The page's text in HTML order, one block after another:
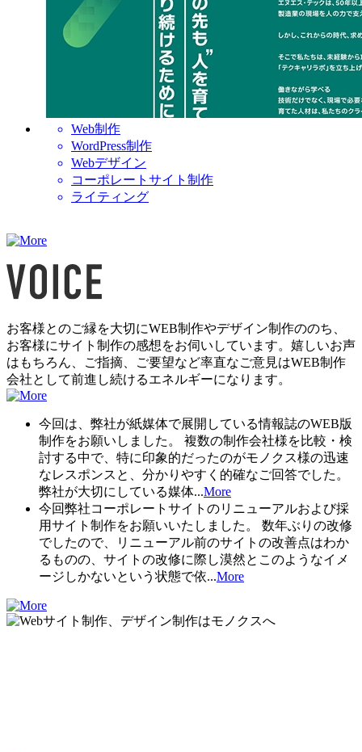
Web制作
WordPress制作
Webデザイン
コーポレートサイト制作
ライティング
お客様とのご縁を大切にWEB制作やデザイン制作ののち、
お客様にサイト制作の感想をお伺いしています。嬉しいお声
はもちろん、ご指摘、ご要望など率直なご意見はWEB制作
会社として前進し続けるエネルギーになります。
今回は、弊社が紙媒体で展開している情報誌のWEB版
制作をお願いしました。 複数の制作会社様を比較・検
討する中で、特に印象的だったのがモノクス様の迅速
なレスポンスと、分かりやすく的確なご回答でした。
弊社が大切にしている媒体...More
今回弊社コーポレートサイトのリニューアルおよび採
用サイト制作をお願いいたしました。 数年ぶりの改修
でしたので、リニューアル前のサイトの改善点はわか
るものの、サイトの改修に際し漠然とこのようなイメ
ージしかないという状態で依...More